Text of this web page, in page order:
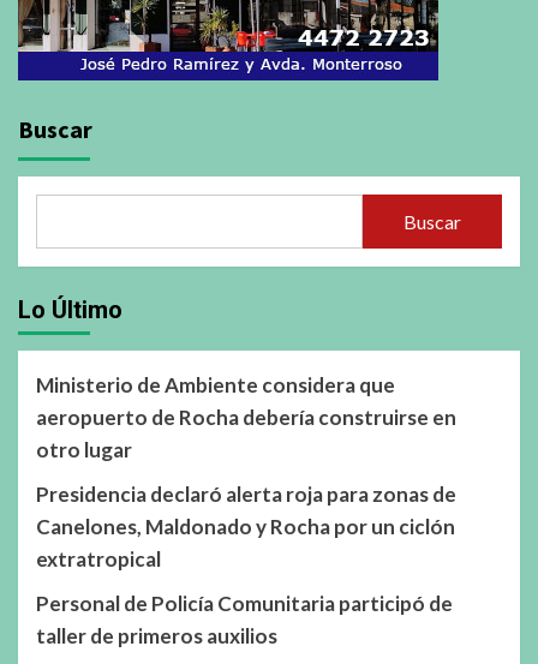
Buscar
Buscar
Lo Último
Ministerio de Ambiente considera que
aeropuerto de Rocha debería construirse en
otro lugar
Presidencia declaró alerta roja para zonas de
Canelones, Maldonado y Rocha por un ciclón
extratropical
Personal de Policía Comunitaria participó de
taller de primeros auxilios